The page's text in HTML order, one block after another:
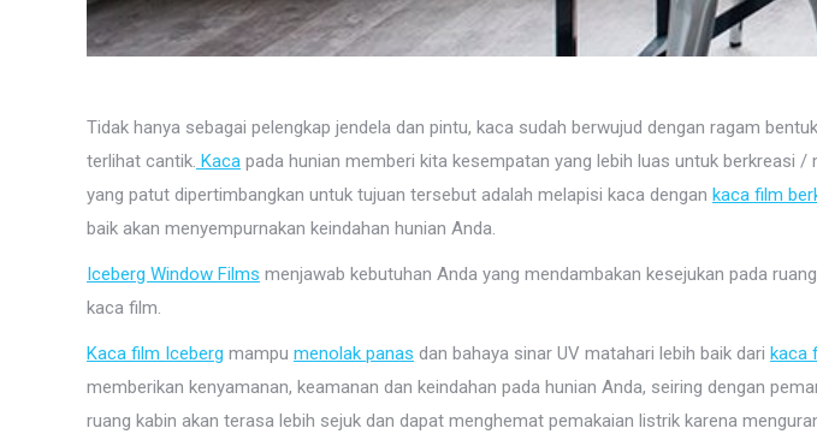
Tidak hanya sebagai pelengkap jendela dan pintu, kaca sudah berwujud dengan ragam
terlihat cantik. Kaca pada hunian memberi kita kesempatan yang lebih luas untuk berkreasi
yang patut dipertimbangkan untuk tujuan tersebut adalah melapisi kaca dengan kaca film
baik akan menyempurnakan keindahan hunian Anda.
Iceberg Window Films menjawab kebutuhan Anda yang mendambakan kesejukan pada
kaca film.
Kaca film Iceberg mampu menolak panas dan bahaya sinar UV matahari lebih baik dari kaca
memberikan kenyamanan, keamanan dan keindahan pada hunian Anda, seiring dengan
ruang kabin akan terasa lebih sejuk dan dapat menghemat pemakaian listrik karena